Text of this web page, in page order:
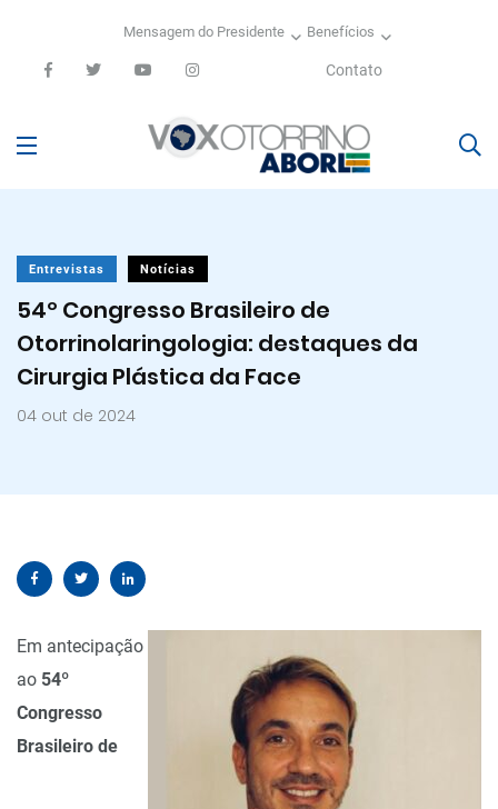
Mensagem do Presidente Benefícios
Contato
Entrevistas Notícias
54º Congresso Brasileiro de
Otorrinolaringologia: destaques da
Cirurgia Plástica da Face
04 out de 2024
Em antecipação
ao 54º
Congresso
Brasileiro de